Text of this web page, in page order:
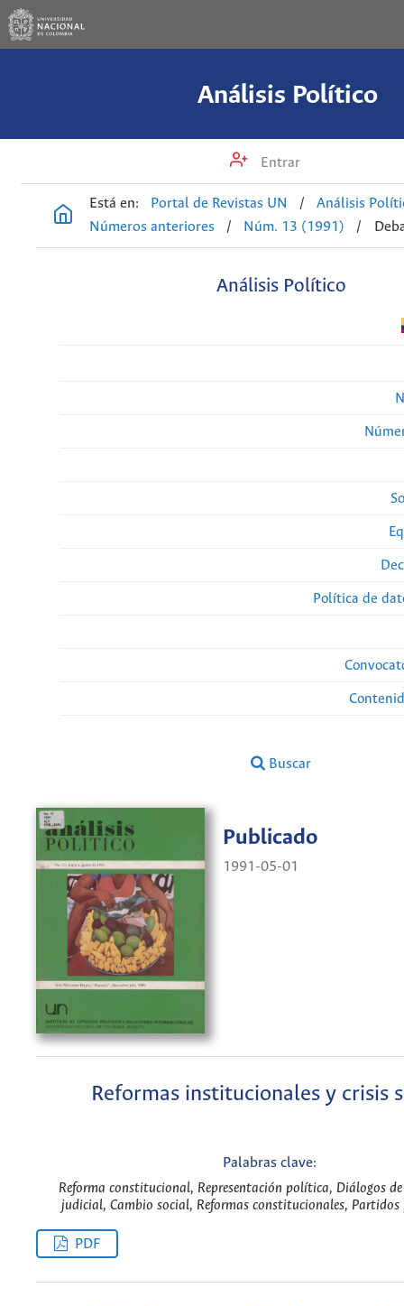
Análisis Político
Entrar
Está en: Portal de Revistas UN /
Análisis
Números anteriores
/ Núm. 13 (1991) /
Análisis Político
Política de
Buscar
Publicado
1991-05-01
Reformas institucionales y crisis
Palabras clave:
Reforma constitucional, Representación política, Diálogos
judicial, Cambio social, Reformas constitucionales,
PDF